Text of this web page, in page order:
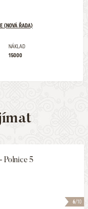
(NOVÁ ŘADA)
NÁKLAD
15000
6/10
Polnice 5